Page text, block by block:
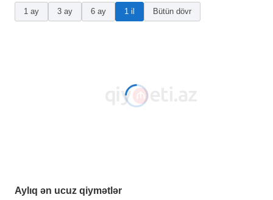
1 ay 3 ay 6 ay 1 il Bütün dövr
Aylıq ən ucuz qiymətlər